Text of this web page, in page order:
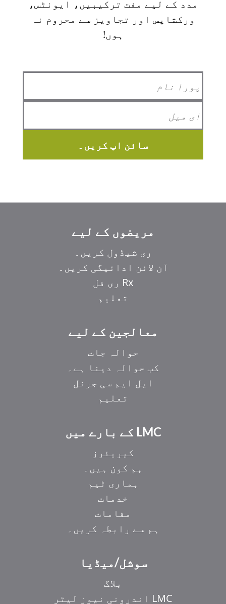
مدد کے لیے مفت ترکیبیں، ایونٹس،
ورکشاپس اور تجاویز سے محروم نہ
ہوں!
سائن اپ کریں۔
مریضوں کے لیے
ری شیڈول کریں۔
آن لائن ادائیگی کریں۔
Rx ری فل
تعلیم
معالجین کے لیے
حوالہ جات
کب حوالہ دینا ہے۔
ایل ایم سی جرنل
تعلیم
LMC کے بارے میں
کیریئرز
ہم کون ہیں۔
ہماری ٹیم
خدمات
مقامات
ہم سے رابطہ کریں۔
سوشل/میڈیا
بلاگ
LMC اندرونی نیوز لیٹر